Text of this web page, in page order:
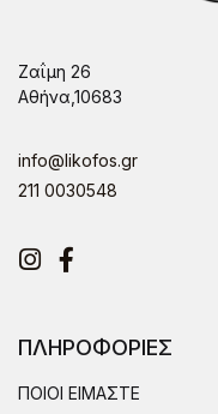
Ζαΐμη 26
Αθήνα,10683
info@likofos.gr
211 0030548
Instagram
Facebook
ΠΛΗΡΟΦΟΡΙΕΣ
ΠΟΙΟΙ ΕΙΜΑΣΤΕ